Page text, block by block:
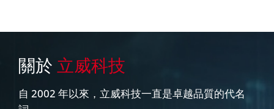
關於 立威科技
自 2002 年以來，立威科技一直是卓越品質的代名